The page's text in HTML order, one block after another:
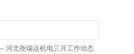
河北尧瑞达机电三月工作动态